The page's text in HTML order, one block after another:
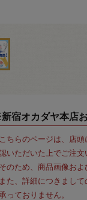
宿オカダヤ本店
こちらのページは、店
いただいた上でご注文
そのため、商品画像およ
また、詳細につきまし
承っておりません。